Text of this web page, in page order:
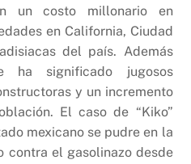
un costo millonario en
en California, Ciudad
del país. Además
ha significado jugosos
y un incremento
El caso de “Kiko”
mexicano se pudre en la
contra el gasolinazo desde